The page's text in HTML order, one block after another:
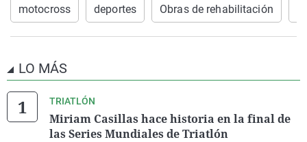
motocross deportes Obras de rehabilitación
LO MÁS
TRIATLÓN
Miriam Casillas hace historia en la final de
las Series Mundiales de Triatlón